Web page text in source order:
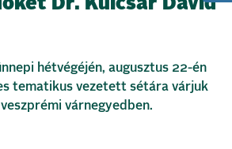
Dr. Kulcsár Dávid
hétvégéjén, augusztus 22-én
tematikus vezetett sétára várjuk
várnegyedben.